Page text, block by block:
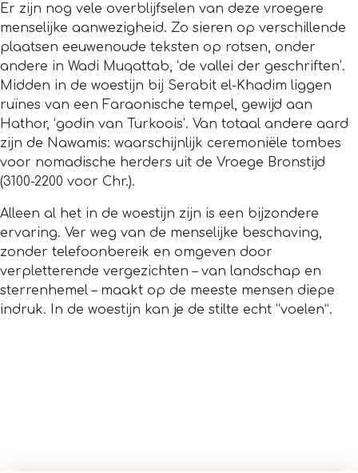
Er zijn nog vele overblijfselen van deze vroegere
menselijke aanwezigheid. Zo sieren op verschillende
plaatsen eeuwenoude teksten op rotsen, onder
andere in Wadi Muqattab, ‘de vallei der geschriften’.
Midden in de woestijn bij Serabit el-Khadim liggen
ruïnes van een Faraonische tempel, gewijd aan
Hathor, ‘godin van Turkoois’. Van totaal andere aard
zijn de Nawamis: waarschijnlijk ceremoniële tombes
voor nomadische herders uit de Vroege Bronstijd
(3100-2200 voor Chr.).
Alleen al het in de woestijn zijn is een bijzondere
ervaring. Ver weg van de menselijke beschaving,
zonder telefoonbereik en omgeven door
verpletterende vergezichten – van landschap en
sterrenhemel – maakt op de meeste mensen diepe
indruk. In de woestijn kan je de stilte echt “voelen”.